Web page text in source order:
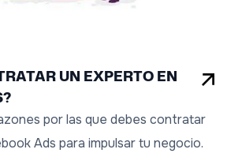
UN EXPERTO EN
por las que debes contratar
Ads para impulsar tu negocio.